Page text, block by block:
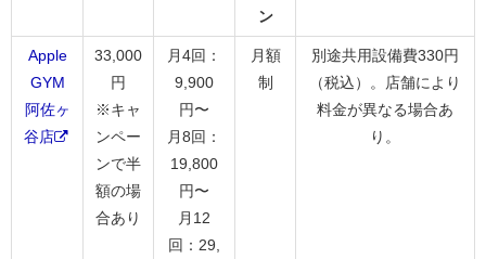
ン
Apple
GYM
阿佐ヶ
谷店
33,000
円
※キャ
ンペー
ンで半
額の場
合あり
月4回：
9,900
円〜
月8回：
19,800
円〜
月12
回：29,
月額
制
別途共用設備費330円
（税込）。店舗により
料金が異なる場合あ
り。